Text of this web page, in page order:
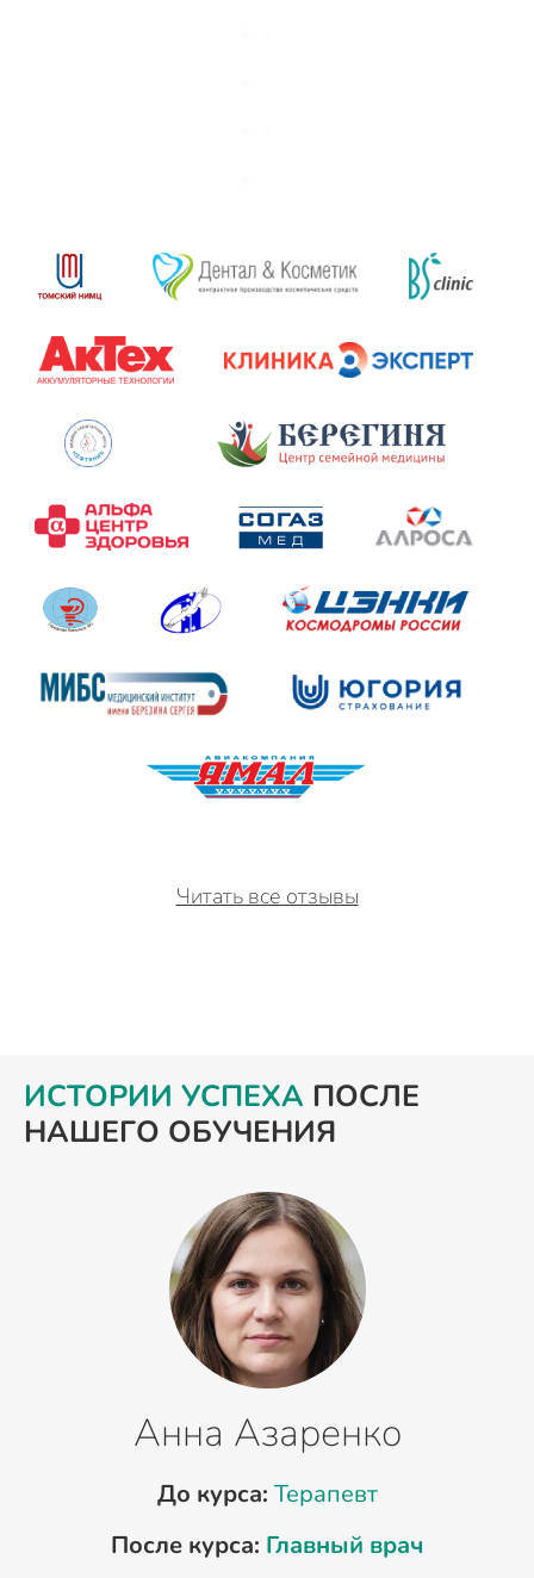
Читать все отзывы
ИСТОРИИ УСПЕХА ПОСЛЕ
НАШЕГО ОБУЧЕНИЯ
Анна Азаренко
До курса: Терапевт
После курса: Главный врач